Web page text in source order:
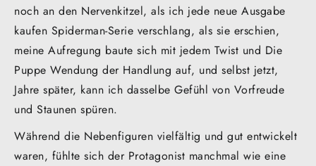
noch an den Nervenkitzel, als ich jede neue Ausgabe
kaufen Spiderman-Serie verschlang, als sie erschien,
meine Aufregung baute sich mit jedem Twist und Die
Puppe Wendung der Handlung auf, und selbst jetzt,
Jahre später, kann ich dasselbe Gefühl von Vorfreude
und Staunen spüren.
Während die Nebenfiguren vielfältig und gut entwickelt
waren, fühlte sich der Protagonist manchmal wie eine